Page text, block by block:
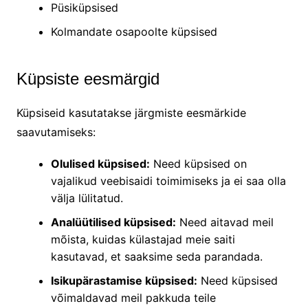
Püsiküpsised
Kolmandate osapoolte küpsised
Küpsiste eesmärgid
Küpsiseid kasutatakse järgmiste eesmärkide
saavutamiseks:
Olulised küpsised: Need küpsised on
vajalikud veebisaidi toimimiseks ja ei saa olla
välja lülitatud.
Analüütilised küpsised: Need aitavad meil
mõista, kuidas külastajad meie saiti
kasutavad, et saaksime seda parandada.
Isikupärastamise küpsised: Need küpsised
võimaldavad meil pakkuda teile